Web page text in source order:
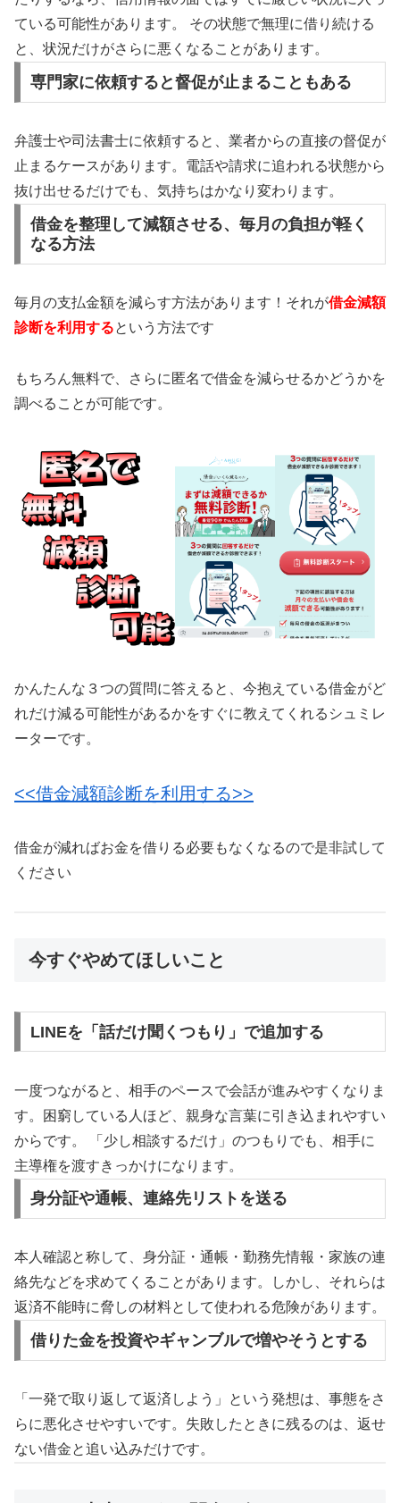
ている可能性があります。 その状態で無理に借り続ける
と、状況だけがさらに悪くなることがあります。
専門家に依頼すると督促が止まることもある
弁護士や司法書士に依頼すると、業者からの直接の督促が
止まるケースがあります。電話や請求に追われる状態から
抜け出せるだけでも、気持ちはかなり変わります。
借金を整理して減額させる、毎月の負担が軽く
なる方法
毎月の支払金額を減らす方法があります！それが借金減額
診断を利用するという方法です
もちろん無料で、さらに匿名で借金を減らせるかどうかを
調べることが可能です。
かんたんな３つの質問に答えると、今抱えている借金がど
れだけ減る可能性があるかをすぐに教えてくれるシュミレ
ーターです。
<<借金減額診断を利用する>>
借金が減ればお金を借りる必要もなくなるので是非試して
ください
今すぐやめてほしいこと
LINEを「話だけ聞くつもり」で追加する
一度つながると、相手のペースで会話が進みやすくなりま
す。困窮している人ほど、親身な言葉に引き込まれやすい
からです。 「少し相談するだけ」のつもりでも、相手に
主導権を渡すきっかけになります。
身分証や通帳、連絡先リストを送る
本人確認と称して、身分証・通帳・勤務先情報・家族の連
絡先などを求めてくることがあります。しかし、それらは
返済不能時に脅しの材料として使われる危険があります。
借りた金を投資やギャンブルで増やそうとする
「一発で取り返して返済しよう」という発想は、事態をさ
らに悪化させやすいです。失敗したときに残るのは、返せ
ない借金と追い込みだけです。